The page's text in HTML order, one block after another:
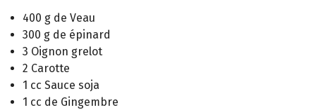
400 g de Veau
300 g de épinard
3 Oignon grelot
2 Carotte
1 cc Sauce soja
1 cc de Gingembre